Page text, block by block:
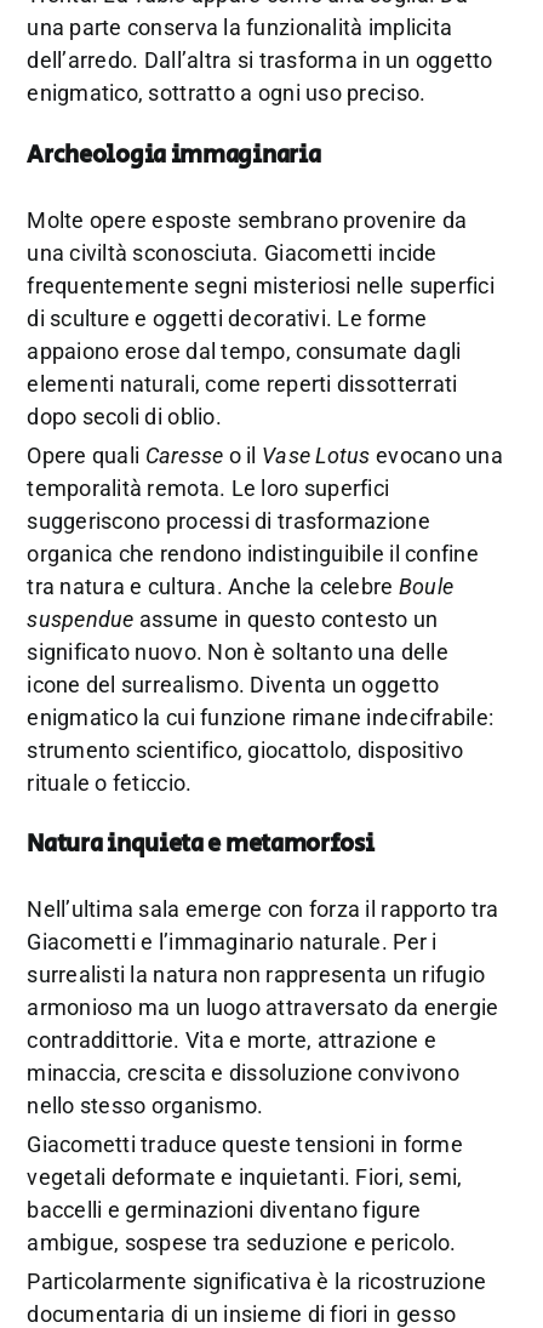
una parte conserva la funzionalità implicita
dell’arredo. Dall’altra si trasforma in un oggetto
enigmatico, sottratto a ogni uso preciso.
Archeologia immaginaria
Molte opere esposte sembrano provenire da
una civiltà sconosciuta. Giacometti incide
frequentemente segni misteriosi nelle superfici
di sculture e oggetti decorativi. Le forme
appaiono erose dal tempo, consumate dagli
elementi naturali, come reperti dissotterrati
dopo secoli di oblio.
Opere quali Caresse o il Vase Lotus evocano una
temporalità remota. Le loro superfici
suggeriscono processi di trasformazione
organica che rendono indistinguibile il confine
tra natura e cultura. Anche la celebre Boule
suspendue assume in questo contesto un
significato nuovo. Non è soltanto una delle
icone del surrealismo. Diventa un oggetto
enigmatico la cui funzione rimane indecifrabile:
strumento scientifico, giocattolo, dispositivo
rituale o feticcio.
Natura inquieta e metamorfosi
Nell’ultima sala emerge con forza il rapporto tra
Giacometti e l’immaginario naturale. Per i
surrealisti la natura non rappresenta un rifugio
armonioso ma un luogo attraversato da energie
contraddittorie. Vita e morte, attrazione e
minaccia, crescita e dissoluzione convivono
nello stesso organismo.
Giacometti traduce queste tensioni in forme
vegetali deformate e inquietanti. Fiori, semi,
baccelli e germinazioni diventano figure
ambigue, sospese tra seduzione e pericolo.
Particolarmente significativa è la ricostruzione
documentaria di un insieme di fiori in gesso